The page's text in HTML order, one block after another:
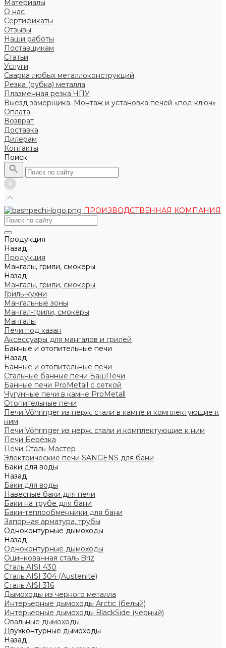
Материалы
О нас
Сертификаты
Отзывы
Наши работы
Поставщикам
Статьи
Услуги
Сварка любых металлоконструкций
Резка (рубка) металла
Плазменная резка ЧПУ
Выезд замерщика. Монтаж и установка печей «под ключ»
Оплата
Возврат
Доставка
Дилерам
Контакты
Поиск
ПРОИЗВОДСТВЕННАЯ КОМПАНИЯ
Продукция
Назад
Продукция
Мангалы, грили, смокеры
Назад
Мангалы, грили, смокеры
Гриль-кухни
Мангальные зоны
Мангал-грили, смокеры
Мангалы
Печи под казан
Аксессуары для мангалов и грилей
Банные и отопительные печи
Назад
Банные и отопительные печи
Стальные банные печи БашПечи
Банные печи ProMetall с сеткой
Чугунные печи в камне ProMetall
Отопительные печи
Печи Vöhringer из нерж. стали в камне и комплектующие к
ним
Печи Vöhringer из нерж. стали и комплектующие к ним
Печи Берёзка
Печи Сталь-Мастер
Электрические печи SANGENS для бани
Баки для воды
Назад
Баки для воды
Навесные баки для печи
Баки на трубе для бани
Баки-теплообменники для бани
Запорная арматура, трубы
Одноконтурные дымоходы
Назад
Одноконтурные дымоходы
Оцинкованная сталь Briz
Сталь AISI 430
Сталь AISI 304 (Austenite)
Сталь AISI 316
Дымоходы из черного металла
Интерьерные дымоходы Arctic (белый)
Интерьерные дымоходы BlackSide (черный)
Овальные дымоходы
Двухконтурные дымоходы
Назад